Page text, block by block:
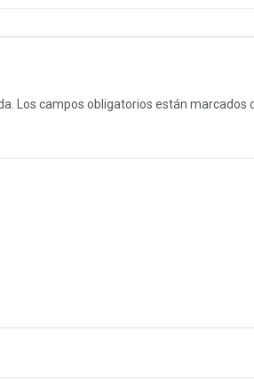
Los campos obligatorios están marcados